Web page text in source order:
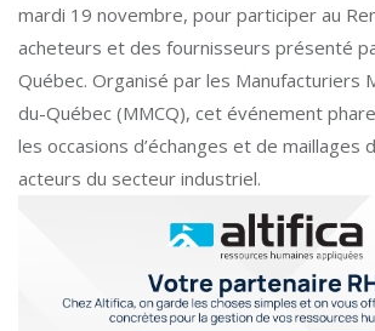
mardi 19 novembre, pour participer au
acheteurs et des fournisseurs présenté
Québec. Organisé par les Manufacturiers
du-Québec (MMCQ), cet événement
les occasions d’échanges et de maillages
acteurs du secteur industriel.